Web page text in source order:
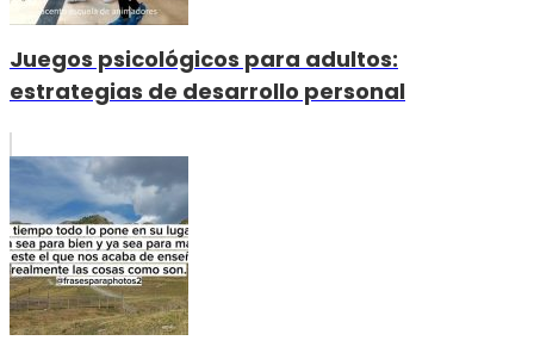
Juegos psicológicos para adultos:
estrategias de desarrollo personal